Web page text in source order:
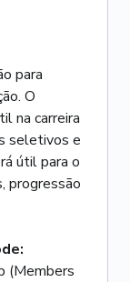
para
O
na carreira
seletivos e
útil para o
progressão
:
(Members